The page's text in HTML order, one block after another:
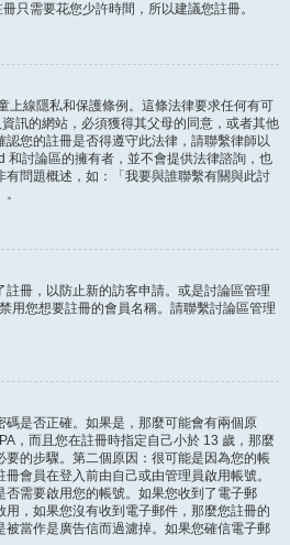
只需要花您少許時間，所以建議您註冊。
上線隱私和保護條例。這條法律要求任何有可
訊的網站，必須獲得其父母的同意，或者其他
您的註冊是否得遵守此法律，請聯繫律師以
和討論區的擁有者，並不會提供法律諮詢，也
問題概述，如：「我要與誰聯繫有關與此討
冊，以防止新的訪客申請。或是討論區管理
用您想要註冊的會員名稱。請聯繫討論區管理
是否正確。如果是，那麼可能會有兩個原
，而且您在註冊時指定自己小於 13 歲，那麼
的步驟。第二個原因：很可能是因為您的帳
會員在登入前由自己或由管理員啟用帳號。
需要啟用您的帳號。如果您收到了電子郵
，如果您沒有收到電子郵件，那麼您註冊的
被當作是廣告信而過濾掉。如果您確信電子郵